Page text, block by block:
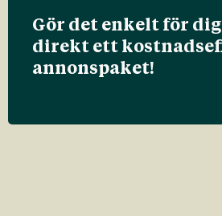
Gör det enkelt för
direkt ett
annonspaket!